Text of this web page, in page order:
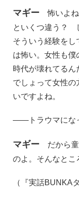
マギー 怖いよね
といくつ違う？
そういう経験をし
は怖い。女性も僕
時代が壊れてるん
でしょって女性の
いですよね。
――トラウマにな
マギー だから童
のよ。そんなとこ
（『実話BUNKA